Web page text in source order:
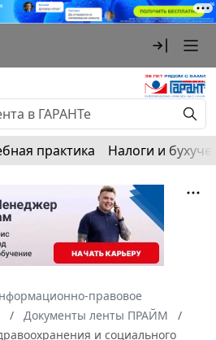
практика Налоги и
правовое
Документы ленты ПРАЙМ
и социального